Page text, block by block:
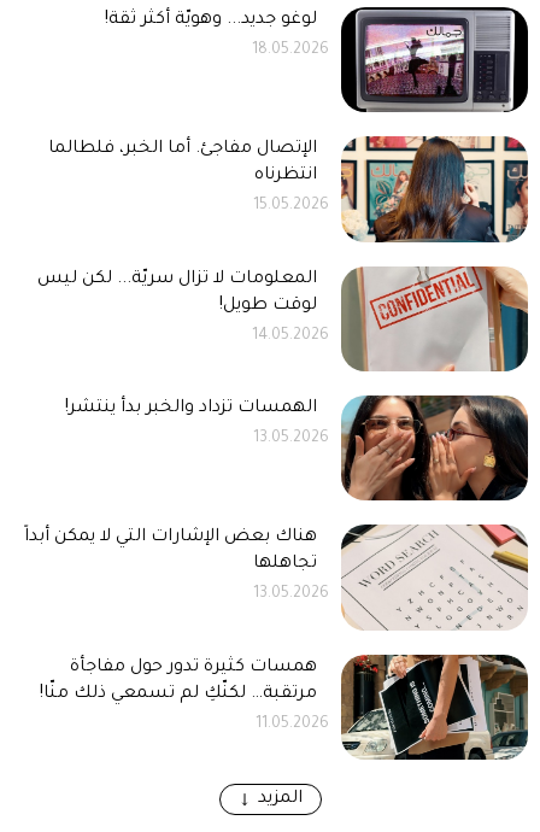
لوغو جديد... وهويّة أكثر ثقة!
18.05.2026
الإتصال مفاجئ. أما الخبر، فلطالما
انتظرناه
15.05.2026
المعلومات لا تزال سريّة... لكن ليس
لوقت طويل!
14.05.2026
الهمسات تزداد والخبر بدأ ينتشر!
13.05.2026
هناك بعض الإشارات التي لا يمكن أبداً
تجاهلها
13.05.2026
همسات كثيرة تدور حول مفاجأة
مرتقبة… لكنّكِ لم تسمعي ذلك منّا!
11.05.2026
المزيد